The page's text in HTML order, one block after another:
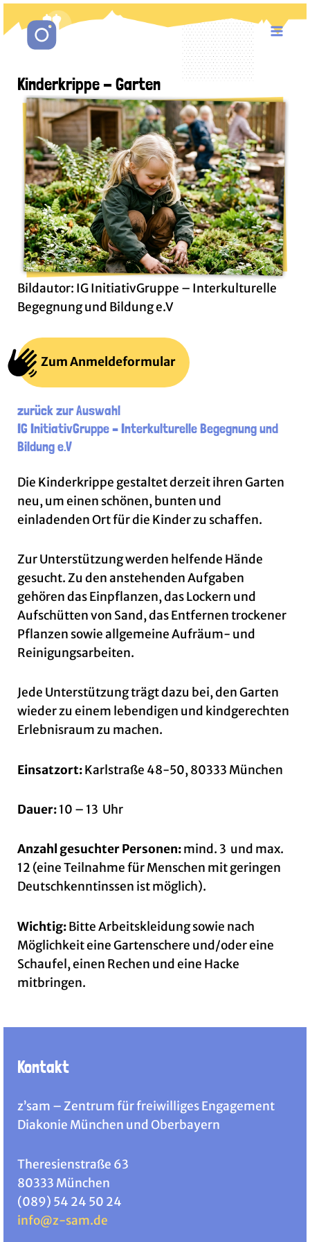
Zum
Inhalt
springen
Kinderkrippe - Garten
Bildautor: IG InitiativGruppe – Interkulturelle
Begegnung und Bildung e.V
Zum Anmeldeformular
zurück zur Auswahl
IG InitiativGruppe – Interkulturelle Begegnung und
Bildung e.V
Die Kinderkrippe gestaltet derzeit ihren Garten
neu, um einen schönen, bunten und
einladenden Ort für die Kinder zu schaffen.
Zur Unterstützung werden helfende Hände
gesucht. Zu den anstehenden Aufgaben
gehören das Einpflanzen, das Lockern und
Aufschütten von Sand, das Entfernen trockener
Pflanzen sowie allgemeine Aufräum- und
Reinigungsarbeiten.
Jede Unterstützung trägt dazu bei, den Garten
wieder zu einem lebendigen und kindgerechten
Erlebnisraum zu machen.
Einsatzort:Karlstraße 48-50, 80333 München
Dauer:10 – 13 Uhr
Anzahl gesuchter Personen:mind. 3 und max.
12 (eine Teilnahme für Menschen mit geringen
Deutschkenntinssen ist möglich).
Wichtig:Bitte Arbeitskleidung sowie nach
Möglichkeit eine Gartenschere und/oder eine
Schaufel, einen Rechen und eine Hacke
mitbringen.
Kontakt
z’sam – Zentrum für freiwilliges Engagement
Diakonie München und Oberbayern
Theresienstraße 63
80333 München
(089) 54 24 50 24
info@z-sam.de